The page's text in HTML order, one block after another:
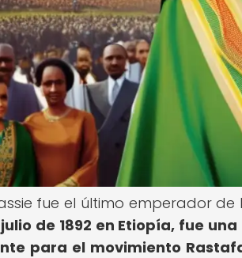
fue el último emperador
de 1892 en Etiopía, fue
para el movimiento